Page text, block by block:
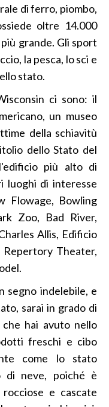
di ferro, piombo,
oltre 14.000
grande. Gli sport
la pesca, lo sci e
stato.
ci sono: il
un museo
della schiavitù
dello Stato del
più alto di
luoghi di interesse
Flowage, Bowling
Zoo, Bad River,
Allis, Edificio
Repertory Theater,
segno indelebile, e
sarai in grado di
hai avuto nello
freschi e cibo
come lo stato
di neve, poiché è
e cascate